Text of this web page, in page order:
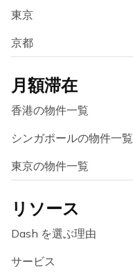
東京
京都
月額滞在
香港の物件一覧
シンガポールの物件一覧
東京の物件一覧
リソース
Dash を選ぶ理由
サービス